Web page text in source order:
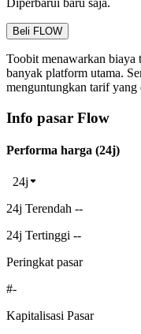
Diperbarui baru saja.
Beli FLOW
Toobit menawarkan biaya
banyak platform utama.
menguntungkan tarif yang
Info pasar Flow
Performa harga (24j)
24j
24j Terendah --
24j Tertinggi --
Peringkat pasar
#-
Kapitalisasi Pasar